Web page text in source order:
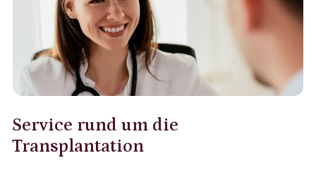
Service rund um die
Transplantation